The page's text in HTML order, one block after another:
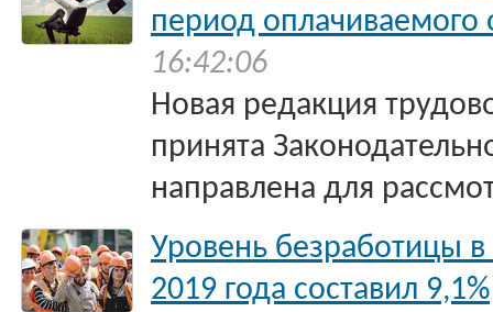
период оплачиваемого
16:42:06
Новая редакция
принята
направлена для
Уровень безработицы
2019 года составил 9,1%